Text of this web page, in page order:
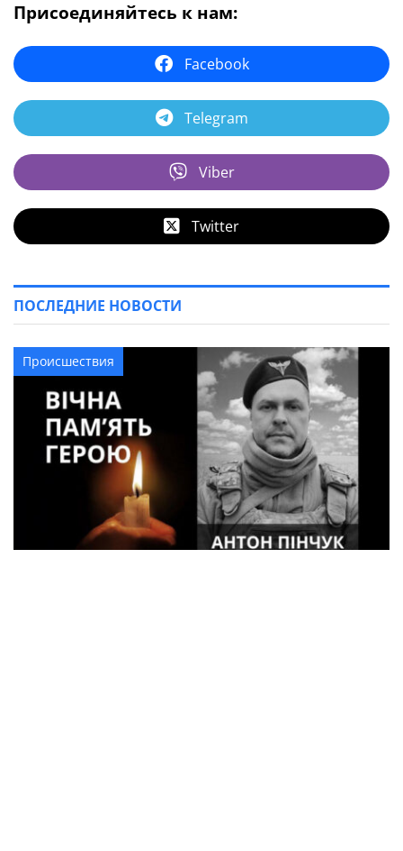
Присоединяйтесь к нам:
Facebook
Telegram
Viber
Twitter
ПОСЛЕДНИЕ НОВОСТИ
Происшествия